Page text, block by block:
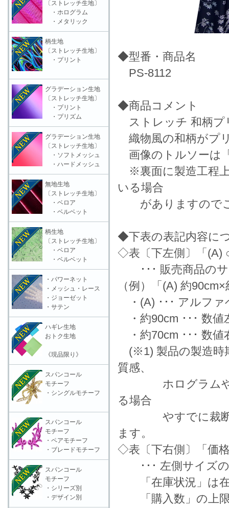
◆型番・商品名
PS-8112
◆商品コメント
ストレッチ 和柄プ
織物風の和柄がプ
画像のトルソーは
※裏面に製造工程
いる場合
がありますのでご
◆下表の表記内容に
◇表〔下左側〕「(A)
･･･ 販売商品のサ
（例）「(A) 約
・(A) ･･･ アルフ
・約90cm ･･･ 数値
・約70cm ･･･ 数値
(※1) 製品の製造時
質感、
ホログラムやラ
る場合
やすでに裁断済
ます。
◇表〔下右側〕「価
･･･ 左側サイズの
「在庫状況」は在
「購入数」の上限
〔ストレッチ生地〕
・ホログラム
・メタリック
柄生地
〔ストレッチ生地〕
・プリント
グラデーション生地
〔ストレッチ生地〕
・プリント
・プリズム
グラデーション生地
〔ストレッチ生地〕
・ソフトメッシュ
・ハードメッシュ
無地生地
〔ストレッチ生地〕
・ベロア
・ベルベット
柄生地
〔ストレッチ生地〕
・ベロア
・ベルベット
・パワーネット
・メッシュ・レース
・ジョーゼット
・サテン
ハギレ生地
おトク生地
《現品限り》
スパンコール
モチーフ
・シングルモチーフ
スパンコール
モチーフ
・ペアモチーフ
・ブレードモチーフ
スパンコール
モチーフ
・シリーズ別
・デザイン別